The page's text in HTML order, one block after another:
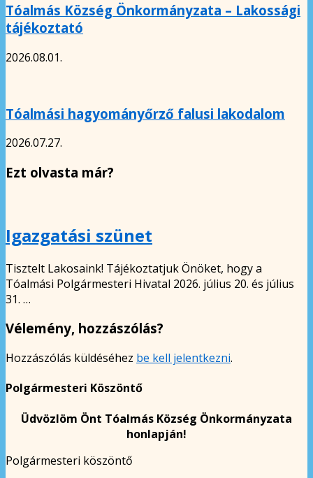
Tóalmás Község Önkormányzata – Lakossági
tájékoztató
2026.08.01.
Tóalmási hagyományőrző falusi lakodalom
2026.07.27.
Ezt olvasta már?
Igazgatási szünet
Tisztelt Lakosaink! Tájékoztatjuk Önöket, hogy a
Tóalmási Polgármesteri Hivatal 2026. július 20. és július
31. …
Vélemény, hozzászólás?
Hozzászólás küldéséhez be kell jelentkezni.
Polgármesteri Köszöntő
Üdvözlöm Önt Tóalmás Község Önkormányzata
honlapján!
Polgármesteri köszöntő